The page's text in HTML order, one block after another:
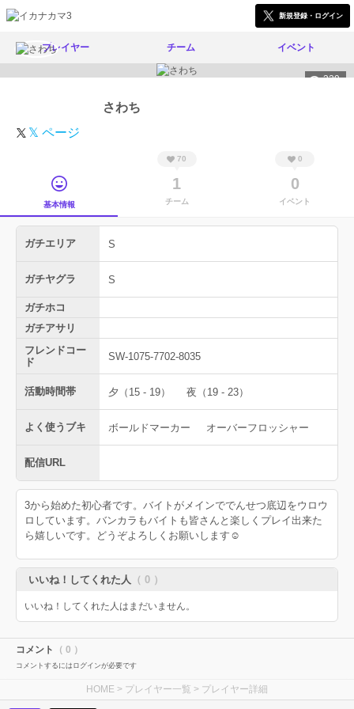
新規登録・ログイン
プレイヤー チーム イベント
329
さわち
𝕏 ページ
基本情報
70
1
チーム
0
0
イベント
ガチエリア S
ガチヤグラ S
ガチホコ
ガチアサリ
フレンドコー
ド
SW-1075-7702-8035
活動時間帯 夕（15 - 19） 夜（19 - 23）
よく使うブキ ボールドマーカー オーバーフロッシャー
配信URL
3から始めた初心者です。バイトがメインででんせつ底辺をウロウ
ロしています。バンカラもバイトも皆さんと楽しくプレイ出来た
ら嬉しいです。どうぞよろしくお願いします☺️
いいね！してくれた人 （ 0 ）
いいね！してくれた人はまだいません。
コメント （ 0 ）
コメントするにはログインが必要です
HOME > プレイヤー一覧 > プレイヤー詳細